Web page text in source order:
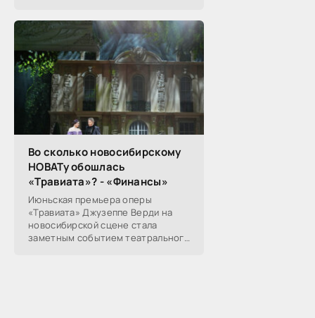
Николай Морев
прокомментировал...
Во сколько новосибирскому
НОВАТу обошлась
«Травиата»? - «Финансы»
Июньская премьера оперы
«Травиата» Джузеппе Верди на
новосибирской сцене стала
заметным событием театрального